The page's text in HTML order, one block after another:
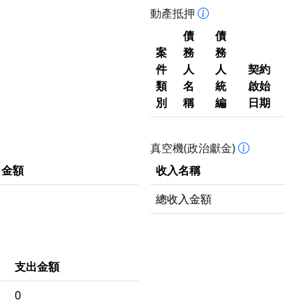
動產抵押
案
件
類
別
債
務
人
名
稱
債
務
人
統
編
契約
啟始
日期
金額
真空機(政治獻金)
收入名稱
總收入金額
支出金額
0